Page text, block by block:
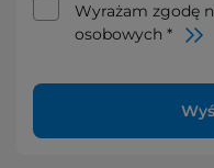
Wyrażam zgodę
osobowych *